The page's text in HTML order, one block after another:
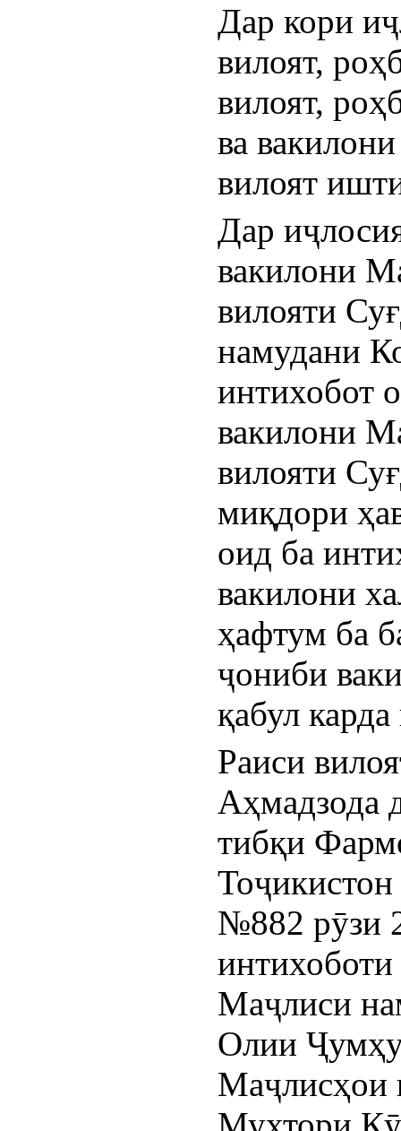
Дар кори
вилоят,
вилоят,
ва
вилоят
Дар
вакилони
вилояти
намудани
интихобот
вакилони
вилояти
миқдори
оид ба
вакилони
ҳафтум ба
ҷониби
қабул
Раиси
Аҳмадзода
тибқи
Тоҷикистон
№882 рӯзи
интихоботи
Маҷлиси
Олии
Маҷлисҳои